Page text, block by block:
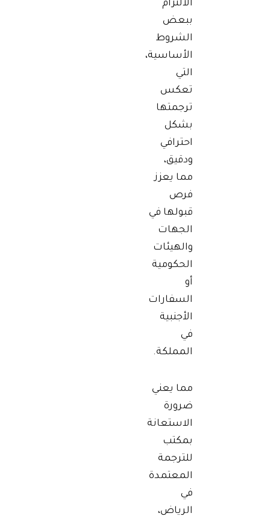
الالتزام
ببعض
الشروط
الأساسية،
التي
تعكس
ترجمتها
بشكل
احترافي
ودقيق،
مما يعزز
فرص
قبولها في
الجهات
والهيئات
الحكومية
أو
السفارات
الأجنبية
في
المملكة.
مما يعني
ضرورة
الاستعانة
بمكتب
للترجمة
المعتمدة
في
الرياض،